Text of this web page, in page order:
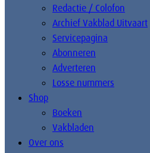
Redactie / Colofon
Archief Vakblad Uitvaart
Servicepagina
Abonneren
Adverteren
Losse nummers
Shop
Boeken
Vakbladen
Over ons